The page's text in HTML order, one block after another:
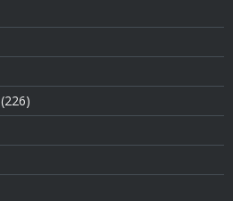
(226)